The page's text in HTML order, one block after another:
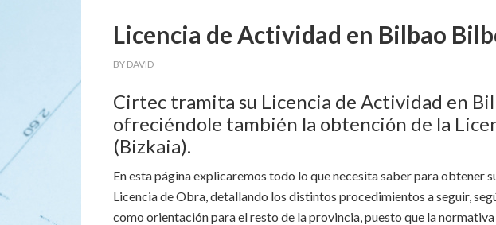
Licencia de Actividad en Bilbao
BY DAVID
Cirtec tramita su Licencia de Actividad en
ofreciéndole también la obtención de la
(Bizkaia).
En esta página explicaremos todo lo que necesita saber para obtener
Licencia de Obra, detallando los distintos procedimientos a seguir,
como orientación para el resto de la provincia, puesto que la normativa